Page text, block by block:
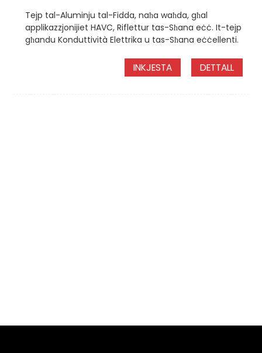
Tejp tal-Aluminju tal-Fidda, naħa waħda, għal
applikazzjonijiet HAVC, Riflettur tas-Sħana eċċ. It-tejp
għandu Konduttività Elettrika u tas-Sħana eċċellenti.
INKJESTA DETTALL